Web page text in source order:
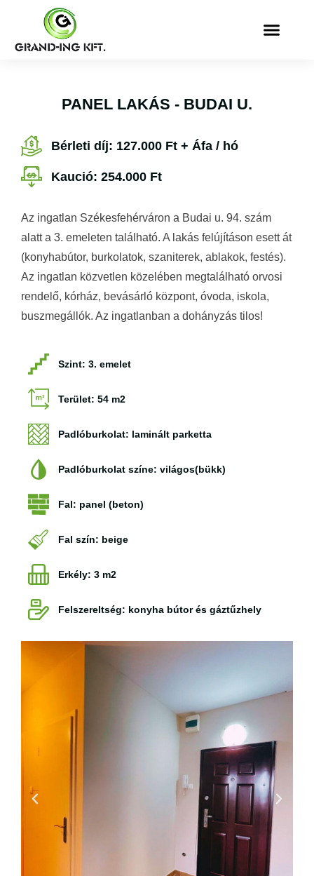
PANEL LAKÁS - BUDAI U.
Bérleti díj: 127.000 Ft + Áfa / hó
Kaució: 254.000 Ft
Az ingatlan Székesfehérváron a Budai u. 94. szám
alatt a 3. emeleten található. A lakás felújításon esett át
(konyhabútor, burkolatok, szaniterek, ablakok, festés).
Az ingatlan közvetlen közelében megtalálható orvosi
rendelő, kórház, bevásárló központ, óvoda, iskola,
buszmegállók. Az ingatlanban a dohányzás tilos!
Szint: 3. emelet
Terület: 54 m2
Padlóburkolat: laminált parketta
Padlóburkolat színe: világos(bükk)
Fal: panel (beton)
Fal szín: beige
Erkély: 3 m2
Felszereltség: konyha bútor és gáztűzhely